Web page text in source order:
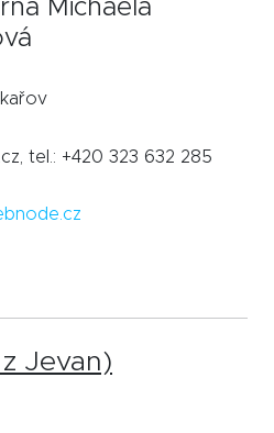
Michaela
tel.: +420 323 632 285
Jevan)